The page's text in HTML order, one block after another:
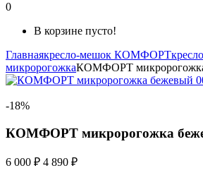
0
В корзине пусто!
Главнаякресло-мешок КОМФОРТ
микророгожкаКОМФОРТ
-18%
КОМФОРТ микророгожка
6 000 ₽ 4 890 ₽